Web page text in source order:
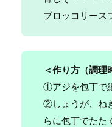
ブロッコリース
＜作り方（調理
①アジを包丁で
②しょうが、ね
らに包丁でたた